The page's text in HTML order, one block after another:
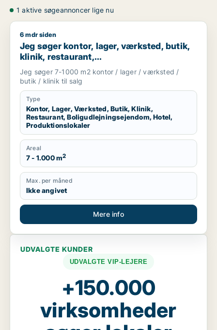
1 aktive søgeannoncer lige nu
Jeg søger kontor, lager, værksted, butik, klinik, restaurant,
6 mdr siden
Jeg søger kontor, lager, værksted, butik,
klinik, restaurant,
boligudlejningsejendom, hotel eller
produktionslokaler til salg i Vordingborg,
Guldborgsund eller Lolland
Jeg søger 7-1000 m2 kontor / lager / værksted /
butik / klinik til salg
Type
Kontor, Lager, Værksted, Butik, Klinik,
Restaurant, Boligudlejningsejendom, Hotel,
Produktionslokaler
Areal
7 - 1.000 m2
Max. per måned
Ikke angivet
Mere info
UDVALGTE KUNDER
UDVALGTE VIP-LEJERE
+150.000
virksomheder